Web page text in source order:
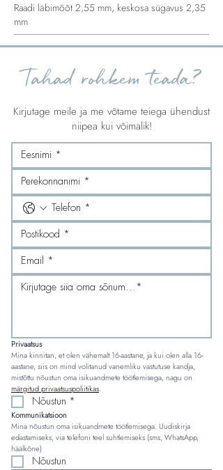
Raadi läbimõõt 2,55 mm, keskosa sügavus 2,35
mm
Tahad rohkem teada?
Kirjutage meile ja me võtame teiega ühendust
niipea kui võimalik!
Privaatsus
Mina kinnitan, et olen vähemalt 16-aastane, ja kui olen alla 16-
aastane, siis on mind volitanud vanemliku vastutuse kandja,
märgitud privaatsuspoliitikas.
Nõustun *
Kommunikatsioon
Mina nõustun oma isikuandmete töötlemisega. Uudiskirja
edastamiseks, via telefoni teel suhtlemiseks (sms, WhatsApp,
häälkõne)
Nõustun